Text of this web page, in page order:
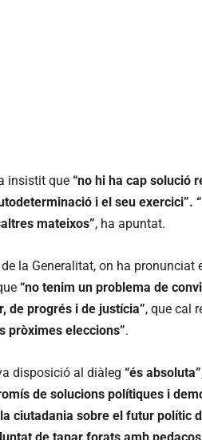
insistit que “no hi ha cap solució
i el seu exercici”.
mateixos”, ha apuntat.
la Generalitat, on ha pronunciat
“no tenim un problema de
de progrés i de justícia”, que cal
pròximes eleccions”.
disposició al diàleg “és absoluta”
de solucions polítiques i
ciutadania sobre el futur polític